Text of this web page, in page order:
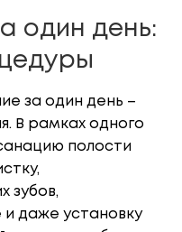
один день:
за один день –
В рамках одного
полости
зубов,
и даже установку